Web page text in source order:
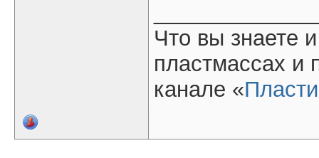
Что вы знаете
пластмассах и
канале «